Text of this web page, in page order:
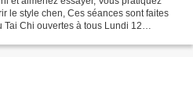
le style chen, Ces séances sont faites
Chi ouvertes à tous Lundi 12